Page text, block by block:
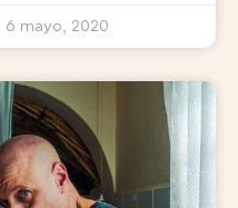
6 mayo, 2020